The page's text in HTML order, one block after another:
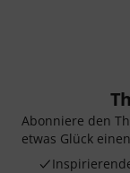
Abonniere den
etwas Glück